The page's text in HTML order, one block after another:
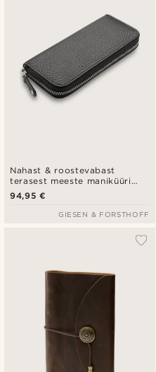
Nahast & roostevabast
terasest meeste maniküüri
komplekt
94,95 €
GIESEN & FORSTHOFF